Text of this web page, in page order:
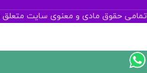
تمامی حقوق مادی و معنوی سایت متعلق